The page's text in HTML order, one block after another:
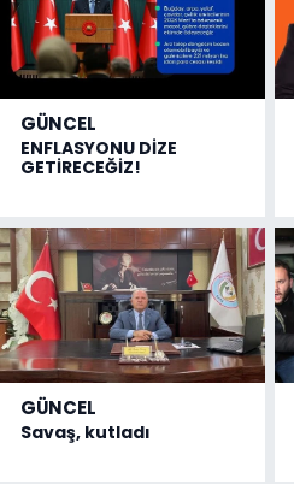
GÜNCEL
ENFLASYONU DİZE
GETİRECEĞİZ!
GÜNCEL
Savaş, kutladı